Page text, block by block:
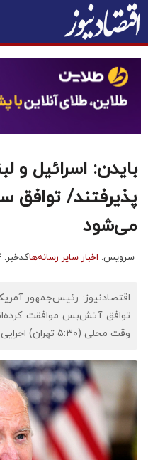
بایدن: اسرائیل و
می‌شود
سرویس: اخبار سایر رسانه‌هاکدخبر: ۶۸۸۴۳۴
اقتصادنیوز: رئیس‌جمهور
توافق آتش‌بس موافقت
وقت محلی (۵:۳۰ تهران) اجرایی می‌شود.